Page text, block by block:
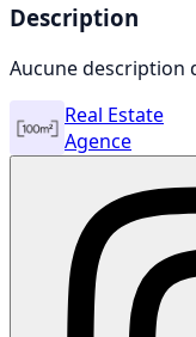
Description
Aucune description
Real Estate
Agence